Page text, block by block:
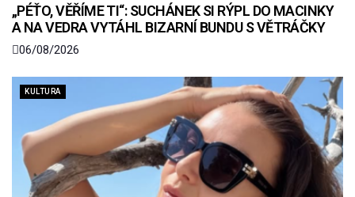
„PÉŤO, VĚŘÍME TI“: SUCHÁNEK SI RÝPL DO MACINKY
A NA VEDRA VYTÁHL BIZARNÍ BUNDU S VĚTRÁČKY
06/08/2026
KULTURA